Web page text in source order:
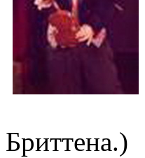
Бриттена.)